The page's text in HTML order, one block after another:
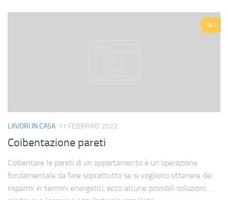
0
LAVORI IN CASA 11 FEBBRAIO 2022
Coibentazione pareti
Coibentare le pareti di un appartamento è un’operazione
fondamentale da fare soprattutto se si vogliono ottenere dei
risparmi in termini energetici, ecco alcune possibili soluzioni. …